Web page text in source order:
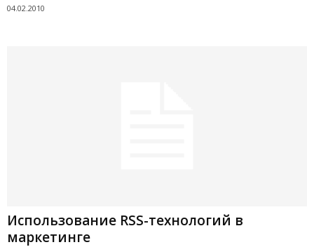
04.02.2010
Использование RSS-технологий в
маркетинге